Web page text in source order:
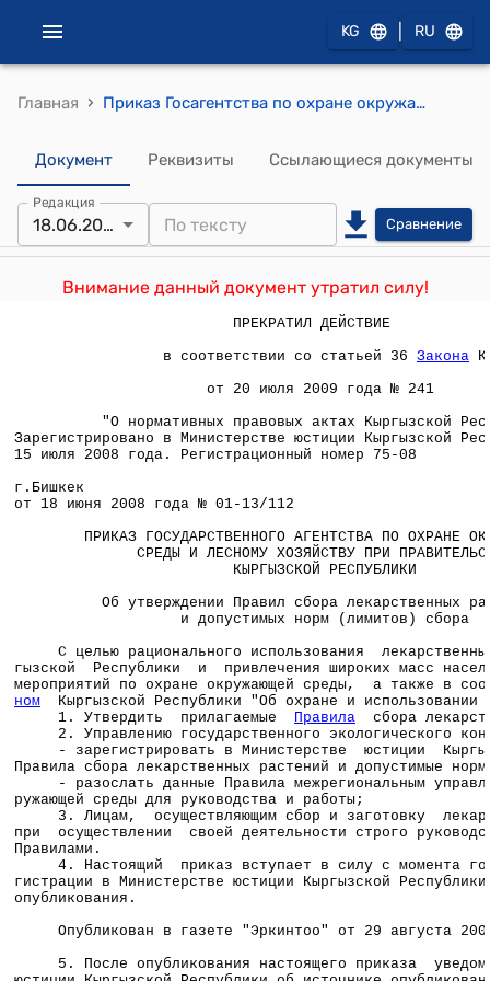
KG RU
Главная › Приказ Госагентства по охране окружающей среды и лесхозяйству КР от 18 июня 2008 года № 01-13/112 "Об утверждении Правил сбора лекарственных растений и допустимых норм (лимитов) сбора"
Документ Реквизиты Ссылающиеся документы
Редакция
18.06.2008 Сравнение
Внимание данный документ утратил силу!